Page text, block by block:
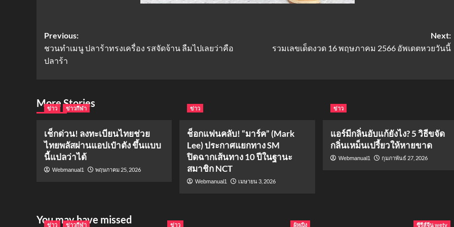
Post
navigation
Previous:
ชวนทำเมนู ปลาร้าทรงเครื่อง รสจัดจ้าน ลืมไปเลยว่าคือ
ปลาร้า
Next:
รวมเลขเด็ดงวด 16 พฤษภาคม 2566 อัพเดตหวยวันนี้
More Stories
ข่าว ข่าวกีฬา
เช็กด่วน! ลงทะเบียนไทยช่วย
ไทยพลัสผ่านแอปเป๋าตัง ขึ้นแบบ
นี้แปลว่าได้
Webmanual1 พฤษภาคม 25, 2026
ข่าว
ช็อกแฟนคลับ! “มาร์ค” (Mark
Lee) ประกาศแยกทาง SM
ปิดฉากเส้นทาง 10 ปีในฐานะ
สมาชิก NCT
Webmanual1 เมษายน 3, 2026
ข่าว
แอร์มีกลิ่นอับแก้ยังไง? 5 วิธีขจัด
กลิ่นเหม็นเปรี้ยวให้หายขาด
Webmanual1 กุมภาพันธ์ 27, 2026
You may have missed
ข่าว ข่าวกีฬา ข่าว ผู้หญิง ซีรีส์จีน wetv